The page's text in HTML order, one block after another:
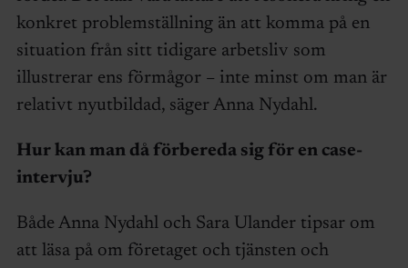
konkret problemställning än att komma på en
situation från sitt tidigare arbetsliv som
illustrerar ens förmågor – inte minst om man är
relativt nyutbildad, säger Anna Nydahl.
Hur kan man då förbereda sig för en case-
intervju?
Både Anna Nydahl och Sara Ulander tipsar om
att läsa på om företaget och tjänsten och